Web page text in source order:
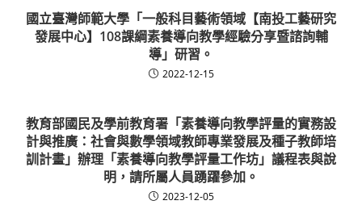
國立臺灣師範大學「一般科目藝術領域【南投工藝研究
發展中心】108課綱素養導向教學經驗分享暨諮詢輔
導」研習。
2022-12-15
教育部國民及學前教育署「素養導向教學評量的實務設
計與推廣：社會與數學領域教師專業發展及種子教師培
訓計畫」辦理「素養導向教學評量工作坊」議程表與說
明，請所屬人員踴躍參加。
2023-12-05